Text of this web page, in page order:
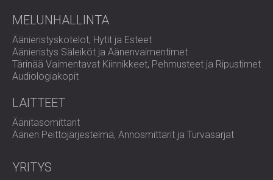
MELUNHALLINTA
Äänieristyskotelot, Hytit ja Esteet
Äänieristys Säleiköt ja Äänenvaimentimet
Tärinää Vaimentavat Kiinnikkeet, Pehmusteet ja Ripustimet
Audiologiakopit
LAITTEET
Äänitasomittarit
Äänen Peittojärjestelmä, Annosmittarit ja Turvasarjat
YRITYS